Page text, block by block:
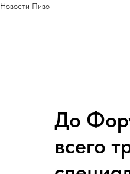
Новости Пиво
До
всего